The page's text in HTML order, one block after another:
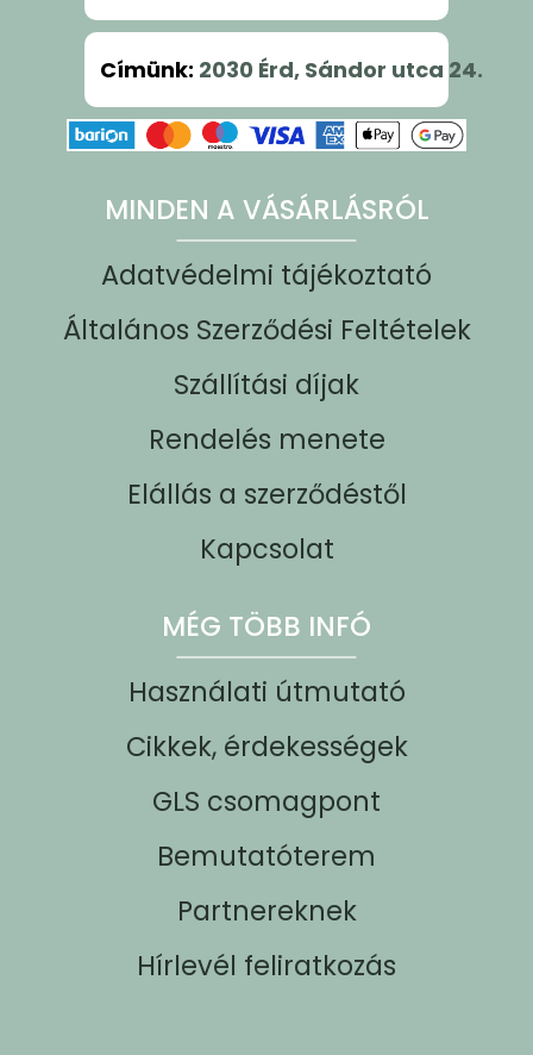
MINDEN A VÁSÁRLÁSRÓL
Adatvédelmi tájékoztató
Általános Szerződési Feltételek
Szállítási díjak
Rendelés menete
Elállás a szerződéstől
Kapcsolat
MÉG TÖBB INFÓ
Használati útmutató
Cikkek, érdekességek
GLS csomagpont
Bemutatóterem
Partnereknek
Hírlevél feliratkozás
Címünk: 2030 Érd, Sándor utca 24.